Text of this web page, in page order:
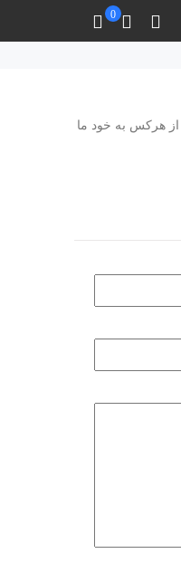
0
از هرکس به خود ما